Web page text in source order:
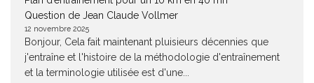
Question de Jean Claude Vollmer
12 novembre 2025
Bonjour, Cela fait maintenant pluisieurs décennies que
j'entraîne et l'histoire de la méthodologie d'entraînement
et la terminologie utilisée est d'une...